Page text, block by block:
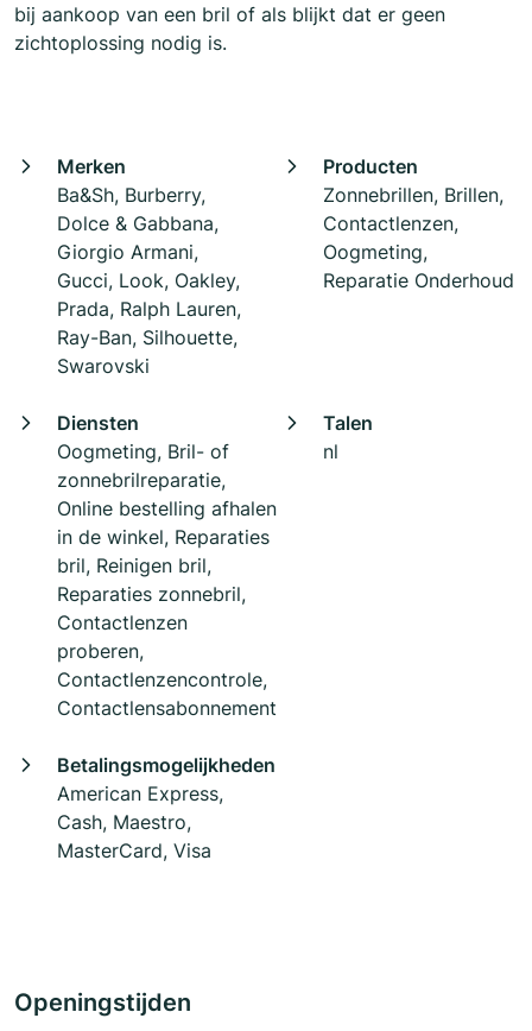
bij aankoop van een bril of als blijkt dat er geen
zichtoplossing nodig is.
Merken
Ba&Sh, Burberry,
Dolce & Gabbana,
Giorgio Armani,
Gucci, Look, Oakley,
Prada, Ralph Lauren,
Ray-Ban, Silhouette,
Swarovski
Producten
Zonnebrillen, Brillen,
Contactlenzen,
Oogmeting,
Reparatie Onderhoud
Diensten
Oogmeting, Bril- of
zonnebrilreparatie,
Online bestelling afhalen
in de winkel, Reparaties
bril, Reinigen bril,
Reparaties zonnebril,
Contactlenzen
proberen,
Contactlenzencontrole,
Contactlensabonnement
Talen
nl
Betalingsmogelijkheden
American Express,
Cash, Maestro,
MasterCard, Visa
Openingstijden